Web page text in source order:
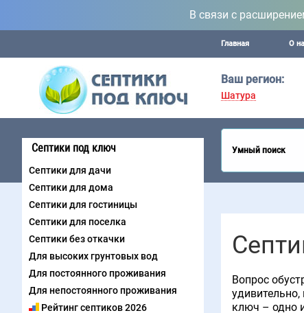
В связи с
Главная О
Ваш регион:
Шатура
Умный поиск
Септики под ключ
Септики для дачи
Септики для дома
Септики для гостиницы
Септики для поселка
Септики без откачки
Для высоких грунтовых вод
Для постоянного проживания
Для непостоянного проживания
Рейтинг септиков 2026
Вопрос
ключ – одно